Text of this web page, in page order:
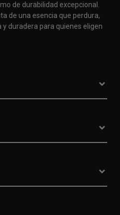
de durabilidad excepcional.
de una esencia que perdura,
duradera para quienes eligen